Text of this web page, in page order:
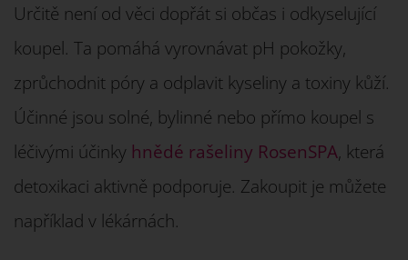
Určitě není od věci dopřát si občas i odkyselující
koupel. Ta pomáhá vyrovnávat pH pokožky,
zprůchodnit póry a odplavit kyseliny a toxiny kůží.
Účinné jsou solné, bylinné nebo přímo koupel s
léčivými účinky hnědé rašeliny RosenSPA, která
detoxikaci aktivně podporuje. Zakoupit je můžete
například v lékárnách.